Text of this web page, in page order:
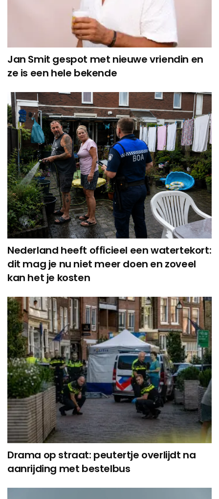
Jan Smit gespot met nieuwe vriendin en
ze is een hele bekende
Nederland heeft officieel een watertekort:
dit mag je nu niet meer doen en zoveel
kan het je kosten
Drama op straat: peutertje overlijdt na
aanrijding met bestelbus